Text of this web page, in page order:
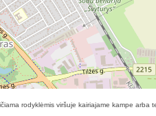
rodyklėmis viršuje kairiajame kampe arba